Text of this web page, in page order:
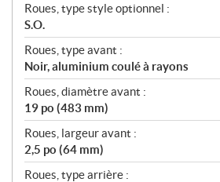
Roues, type style optionnel :
S.O.
Roues, type avant :
Noir, aluminium coulé à rayons
Roues, diamètre avant :
19 po (483 mm)
Roues, largeur avant :
2,5 po (64 mm)
Roues, type arrière :